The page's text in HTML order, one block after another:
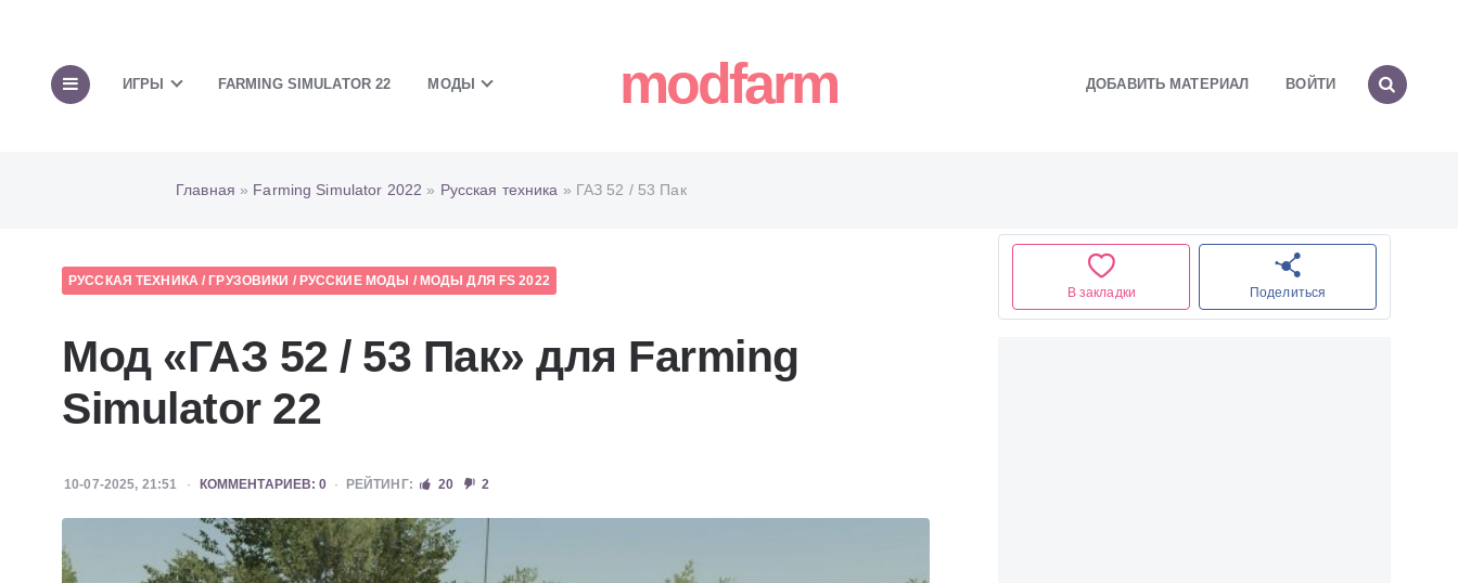
ИГРЫ FARMING SIMULATOR 22 МОДЫ modfarm ДОБАВИТЬ МАТЕРИАЛ ВОЙТИ
Главная » Farming Simulator 2022 » Русская техника » ГАЗ 52 / 53 Пак
РУССКАЯ ТЕХНИКА/ ГРУЗОВИКИ / РУССКИЕ МОДЫ / МОДЫ ДЛЯ FS 2022
Мод «ГАЗ 52 / 53 Пак» для Farming
Simulator 22
10-07-2025, 21:51 КОММЕНТАРИЕВ: 0 РЕЙТИНГ: 20 2
В закладки Поделиться